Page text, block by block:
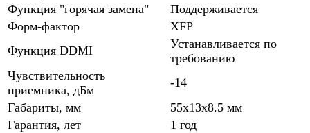
Функция "горячая замена"
Поддерживается
Форм-фактор
XFP
Функция DDMI
Устанавливается по
требованию
Чувствительность
приемника, дБм
-14
Габариты, мм
55x13x8.5 мм
Гарантия, лет
1 год